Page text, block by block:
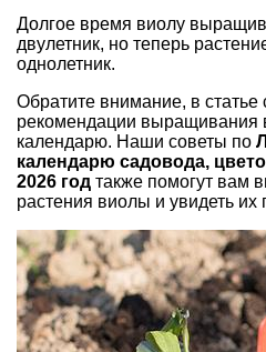
Долгое время виолу
двулетник, но теперь
однолетник.
Обратите внимание, в
рекомендации выращивания
календарю. Наши советы по
календарю садовода,
2026 год также помогут вам
растения виолы и увидеть